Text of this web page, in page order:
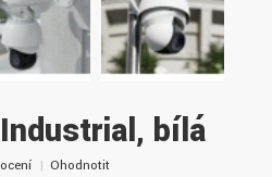
bílá
Ohodnotit